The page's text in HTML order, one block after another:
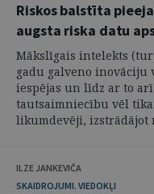
Riskos balstīta
augsta riska datu
Mākslīgais intelekts
gadu galveno inovāciju
iespējas un līdz ar to
tautsaimniecību vēl
likumdevēji, izstrādājot
ILZE JANKEVIČA
SKAIDROJUMI. VIEDOKĻI